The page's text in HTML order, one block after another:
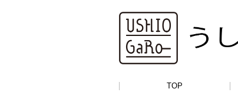
TOP